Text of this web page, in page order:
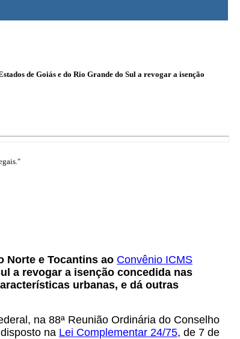
de Goiás e do Rio Grande do Sul a revogar a isenção
Norte e Tocantins ao Convênio ICMS
a revogar a isenção concedida nas
urbanas, e dá outras
na 88ª Reunião Ordinária do Conselho
na Lei Complementar 24/75, de 7 de